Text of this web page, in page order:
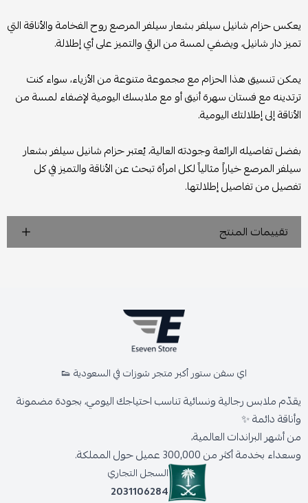
يعكس حزام شانيل سيلفر بشعار سيلفر المرصع روح الفخامة والأناقة التي
تميز دار شانيل، ويضفي لمسة من الرقي والتميز على أي إطلالة.
يمكن تنسيق هذا الحزام مع مجموعة متنوعة من الأزياء، سواء كنت
ترتدينه مع فستان سهرة أنيق أو مع ملابسك اليومية لإضفاء لمسة من
الأناقة إلى إطلالتك اليومية.
بفضل تفاصيله الرائعة وجودته العالية، يُعتبر حزام شانيل سيلفر بشعار
سيلفر المرصع خياراً مثالياً لكل امرأة تبحث عن الأناقة والتميز في كل
تفصيل من تفاصيل إطلالتها.
تقييمات المنتج
اي سفن ستور أكبر متجر شوزات في السعودية 👟
يقدّم ملابس رجالية ونسائية تناسب احتياجك اليومي، بجودة مضمونة
وأناقة دائمة ✨
من أشهر البراندات العالمية،
وسعداء بخدمة أكثر من 300,000 عميل حول المملكة.
السجل التجاري
2031106284